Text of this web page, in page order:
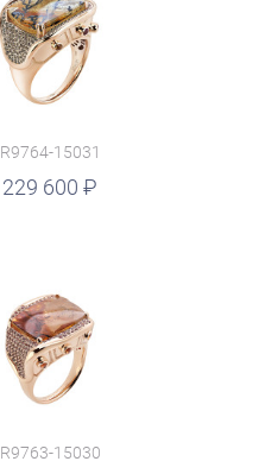
R9764-15031
229 600
R9763-15030